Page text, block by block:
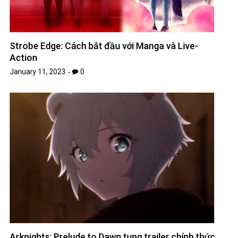
Strobe Edge: Cách bắt đầu với Manga và Live-
Action
January 11, 2023 0